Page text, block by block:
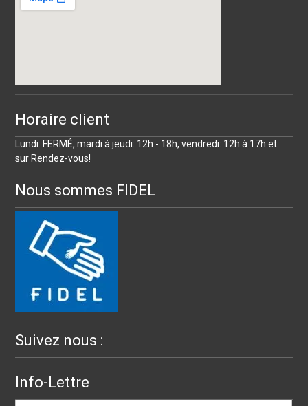
Horaire client
Lundi: FERMÉ, mardi à jeudi: 12h - 18h, vendredi: 12h à 17h et
sur Rendez-vous!
Nous sommes FIDEL
Suivez nous :
Info-Lettre